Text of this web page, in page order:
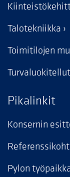
Talotekniikka
Toimitilojen
Pikalinkit
Konsernin
Pylon